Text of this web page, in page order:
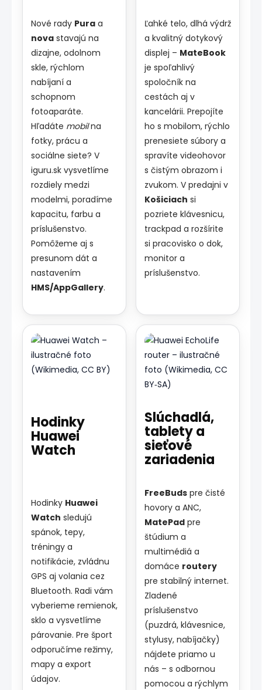
Nové rady Puraa
novastavajú na
dizajne, odolnom
skle, rýchlom
nabíjaní a
schopnom
fotoaparáte.
Hľadáte mobilna
fotky, prácu a
sociálne siete? V
iguru.sk vysvetlíme
rozdiely medzi
modelmi, poradíme
kapacitu, farbu a
príslušenstvo.
Pomôžeme aj s
presunom dát a
nastavením
HMS/AppGallery.
Ľahké telo, dlhá výdrž
a kvalitný dotykový
displej – MateBook
je spoľahlivý
spoločník na
cestách aj v
kancelárii. Prepojíte
ho s mobilom, rýchlo
prenesiete súbory a
spravíte videohovor
s čistým obrazom i
zvukom. V predajni v
Košiciach si
pozriete klávesnicu,
trackpad a rozšírite
si pracovisko o dok,
monitor a
príslušenstvo.
Hodinky
Huawei
Watch
Hodinky Huawei
Watch sledujú
spánok, tepy,
tréningy a
notifikácie, zvládnu
GPS aj volania cez
Bluetooth. Radi vám
vyberieme remienok,
sklo a vysvetlíme
párovanie. Pre šport
odporučíme režimy,
mapy a export
údajov.
Slúchadlá,
tablety a
sieťové
zariadenia
FreeBuds pre čisté
hovory a ANC,
MatePad pre
štúdium a
multimédiá a
domáce routery
pre stabilný internet.
Zladené
príslušenstvo
(puzdrá, klávesnice,
stylusy, nabíjačky)
nájdete priamo u
nás – s odbornou
pomocou a rýchlym